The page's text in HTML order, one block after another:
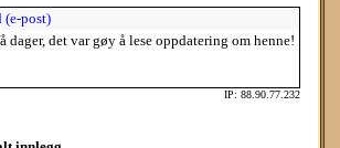
post)
dager, det var gøy å lese oppdatering om henne!
IP: 88.90.77.232